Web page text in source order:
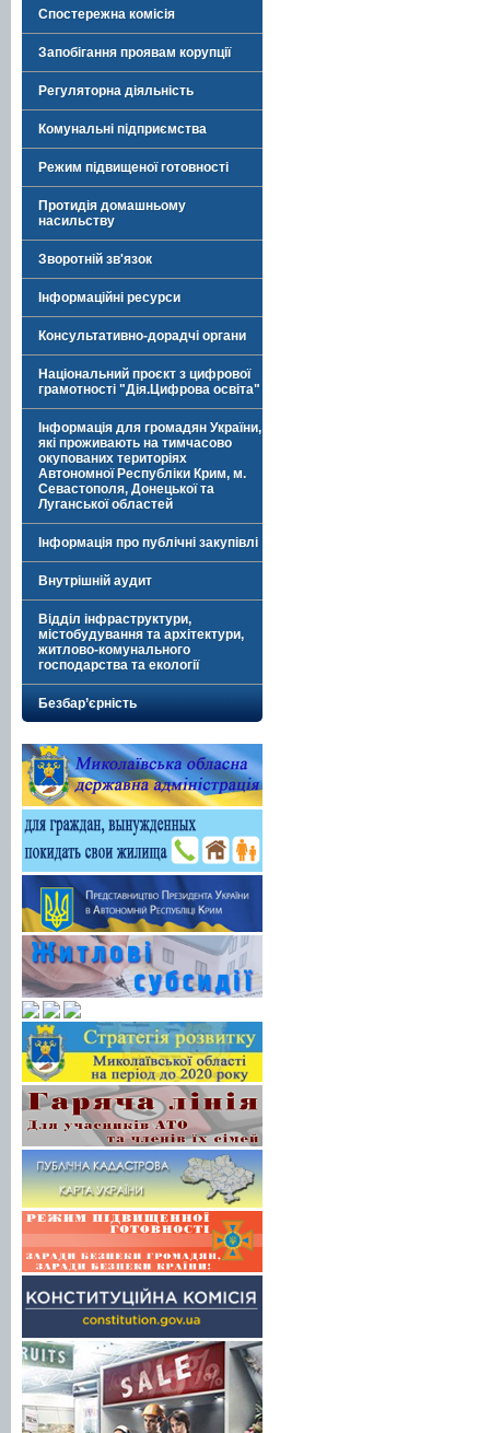
Спостережна комісія
Запобігання проявам корупції
Регуляторна діяльність
Комунальні підприємства
Режим підвищеної готовності
Протидія домашньому
насильству
Зворотній зв'язок
Інформаційні ресурси
Консультативно-дорадчі органи
Національний проєкт з цифрової
грамотності "Дія.Цифрова освіта"
Інформація для громадян України,
які проживають на тимчасово
окупованих територіях
Автономної Республіки Крим, м.
Севастополя, Донецької та
Луганської областей
Інформація про публічні закупівлі
Внутрішній аудит
Відділ інфраструктури,
містобудування та архітектури,
житлово-комунального
господарства та екології
Безбар’єрність